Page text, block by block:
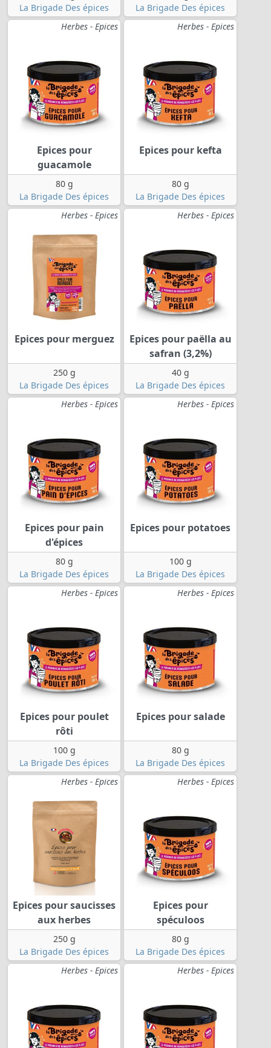
La Brigade Des épices
La Brigade Des épices
Herbes - Epices
Epices pour
guacamole
80 g
La Brigade Des épices
Herbes - Epices
Epices pour kefta
80 g
La Brigade Des épices
Herbes - Epices
Epices pour merguez
250 g
La Brigade Des épices
Herbes - Epices
Epices pour paëlla au
safran (3,2%)
40 g
La Brigade Des épices
Herbes - Epices
Epices pour pain
d'épices
80 g
La Brigade Des épices
Herbes - Epices
Epices pour potatoes
100 g
La Brigade Des épices
Herbes - Epices
Epices pour poulet
rôti
100 g
La Brigade Des épices
Herbes - Epices
Epices pour salade
80 g
La Brigade Des épices
Herbes - Epices
Epices pour saucisses
aux herbes
250 g
La Brigade Des épices
Herbes - Epices
Epices pour
spéculoos
80 g
La Brigade Des épices
Herbes - Epices
Herbes - Epices